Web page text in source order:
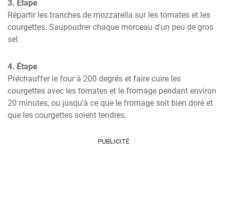
3. Étape
Répartir les tranches de mozzarella sur les tomates et les
courgettes. Saupoudrer chaque morceau d'un peu de gros
sel.
4. Étape
Préchauffer le four à 200 degrés et faire cuire les
courgettes avec les tomates et le fromage pendant environ
20 minutes, ou jusqu'à ce que le fromage soit bien doré et
que les courgettes soient tendres.
PUBLICITÉ